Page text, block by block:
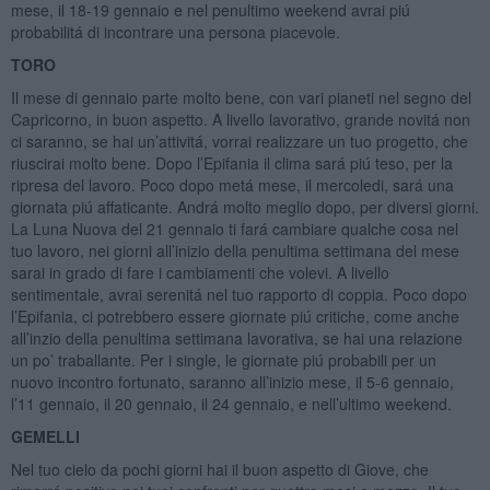
mese, il 18-19 gennaio e nel penultimo weekend avrai piú
probabilitá di incontrare una persona piacevole.
TORO
Il mese di gennaio parte molto bene, con vari pianeti nel segno del
Capricorno, in buon aspetto. A livello lavorativo, grande novitá non
ci saranno, se hai un’attivitá, vorrai realizzare un tuo progetto, che
riuscirai molto bene. Dopo l’Epifania il clima sará piú teso, per la
ripresa del lavoro. Poco dopo metá mese, il mercoledi, sará una
giornata piú affaticante. Andrá molto meglio dopo, per diversi giorni.
La Luna Nuova del 21 gennaio ti fará cambiare qualche cosa nel
tuo lavoro, nei giorni all’inizio della penultima settimana del mese
sarai in grado di fare i cambiamenti che volevi. A livello
sentimentale, avrai serenitá nel tuo rapporto di coppia. Poco dopo
l’Epifania, ci potrebbero essere giornate piú critiche, come anche
all’inzio della penultima settimana lavorativa, se hai una relazione
un po’ traballante. Per i single, le giornate piú probabili per un
nuovo incontro fortunato, saranno all’inizio mese, il 5-6 gennaio,
l’11 gennaio, il 20 gennaio, il 24 gennaio, e nell’ultimo weekend.
GEMELLI
Nel tuo cielo da pochi giorni hai il buon aspetto di Giove, che